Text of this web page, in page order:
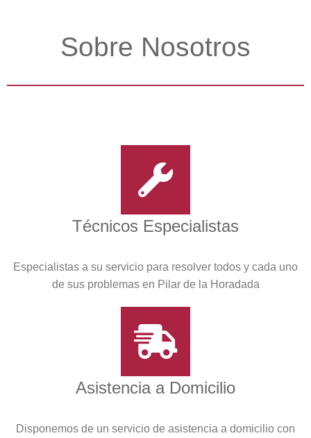
Sobre Nosotros
Técnicos Especialistas
Especialistas a su servicio para resolver todos y cada uno
de sus problemas en Pilar de la Horadada
Asistencia a Domicilio
Disponemos de un servicio de asistencia a domicilio con